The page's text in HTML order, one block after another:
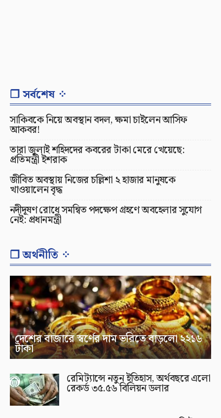
❐ সর্বশেষ ⁘
সাকিবকে নিয়ে অবস্থান বদল, ক্ষমা চাইলেন আসিফ
আকবর!
তারা জুলাই শহিদদের কবরের টাকা মেরে খেয়েছে:
প্রতিমন্ত্রী ইশরাক
জীবিত অবস্থায় নিজের চল্লিশা ২ হাজার মানুষকে
খাওয়ালেন বৃদ্ধ
নদীদূষণ রোধে সমন্বিত পদক্ষেপ গ্রহণে অবহেলার সুযোগ
নেই: প্রধানমন্ত্রী
❐ অর্থনীতি ⁘
দেশের বাজারে স্বর্ণের দাম ভরিতে বাড়লো ২২১৬
টাকা
রেমিট্যান্সে নতুন ইতিহাস, অর্থবছরে এলো
রেকর্ড ৩৫.৫৬ বিলিয়ন ডলার